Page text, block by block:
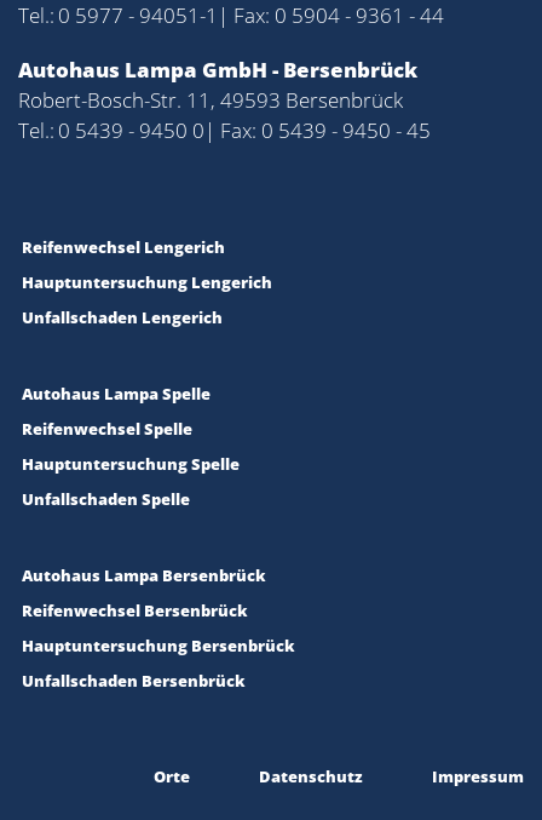
Tel.: 0 5977 - 94051-1 | Fax: 0 5904 - 9361 - 44
Autohaus Lampa GmbH - Bersenbrück
Robert-Bosch-Str. 11, 49593 Bersenbrück
Tel.: 0 5439 - 9450 0 | Fax: 0 5439 - 9450 - 45
Reifenwechsel Lengerich
Hauptuntersuchung Lengerich
Unfallschaden Lengerich
Autohaus Lampa Spelle
Reifenwechsel Spelle
Hauptuntersuchung Spelle
Unfallschaden Spelle
Autohaus Lampa Bersenbrück
Reifenwechsel Bersenbrück
Hauptuntersuchung Bersenbrück
Unfallschaden Bersenbrück
Orte Datenschutz Impressum